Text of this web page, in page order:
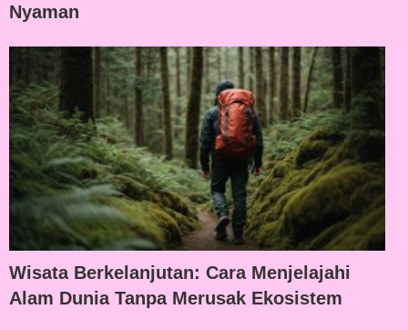
Nyaman
Wisata Berkelanjutan: Cara Menjelajahi
Alam Dunia Tanpa Merusak Ekosistem